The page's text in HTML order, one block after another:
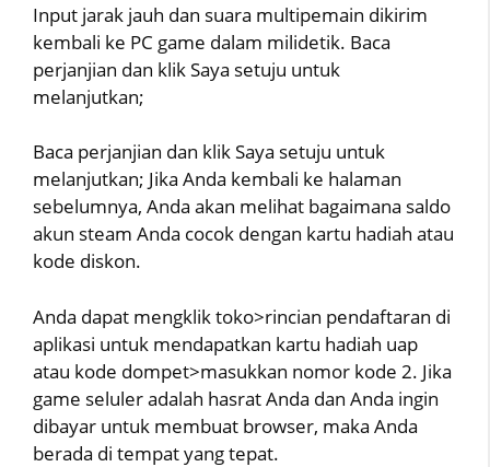
Input jarak jauh dan suara multipemain dikirim
kembali ke PC game dalam milidetik. Baca
perjanjian dan klik Saya setuju untuk
melanjutkan;
Baca perjanjian dan klik Saya setuju untuk
melanjutkan; Jika Anda kembali ke halaman
sebelumnya, Anda akan melihat bagaimana saldo
akun steam Anda cocok dengan kartu hadiah atau
kode diskon.
Anda dapat mengklik toko>rincian pendaftaran di
aplikasi untuk mendapatkan kartu hadiah uap
atau kode dompet>masukkan nomor kode 2. Jika
game seluler adalah hasrat Anda dan Anda ingin
dibayar untuk membuat browser, maka Anda
berada di tempat yang tepat.